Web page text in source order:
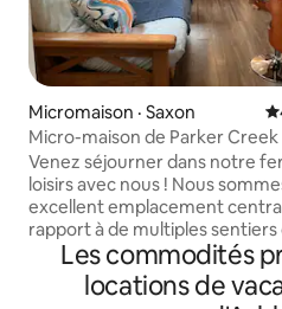
Micromaison · Saxon
Micro-maison de Parker Creek
Venez séjourner dans notre
loisirs avec nous ! Nous
excellent emplacement
rapport à de multiples sentiers
randonnée et de magnifiques
Nous avons eu de nombreux
visiter les grottes marines de
Les commodités
locations de